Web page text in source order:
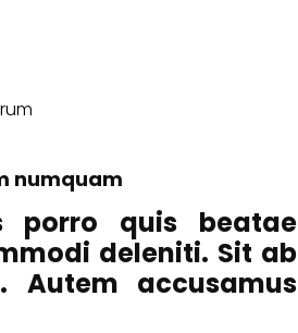
numquam
porro quis beatae
deleniti. Sit ab
Autem accusamus